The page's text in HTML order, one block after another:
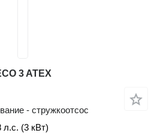
3 ATEX
- стружкоотсос
л.с. (3 кВт)